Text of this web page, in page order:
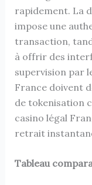
rapidement. La
impose une
transaction,
à offrir des
supervision par
France doivent
de tokenisation
casino légal
retrait
Tableau